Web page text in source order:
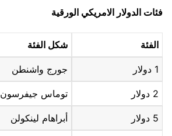
فئات الدولار الامريكي الورقية
الفئة شكل الفئة
1 دولار جورج واشنطن
2 دولار توماس جيفرسون
5 دولار أبراهام لينكولن